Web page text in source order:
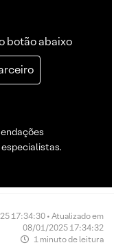
botão abaixo
17:34:30 • Atualizado em
08/01/2025 17:34:32
1 minuto de leitura